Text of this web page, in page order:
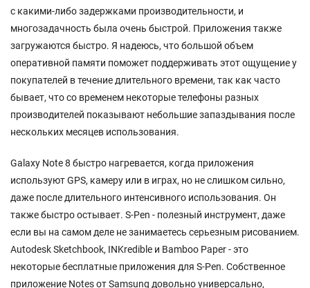
с какими-либо задержками производительности, и
многозадачность была очень быстрой. Приложения также
загружаются быстро. Я надеюсь, что большой объем
оперативной памяти поможет поддерживать этот ощущение у
покупателей в течение длительного времени, так как часто
бывает, что со временем некоторые телефоны разных
производителей показывают небольшие запаздывания после
нескольких месяцев использования.
Galaxy Note 8 быстро нагревается, когда приложения
используют GPS, камеру или в играх, но не слишком сильно,
даже после длительного интенсивного использования. Он
также быстро остывает. S-Pen - полезный инструмент, даже
если вы на самом деле не занимаетесь серьезным рисованием.
Autodesk Sketchbook, INKredible и Bamboo Paper - это
некоторые бесплатные приложения для S-Pen. Собственное
приложение Notes от Samsung довольно универсально,